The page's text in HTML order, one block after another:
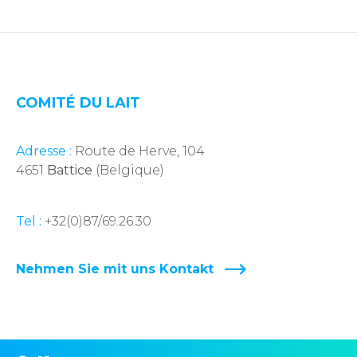
COMITÉ DU LAIT
Adresse : Route de Herve, 104
4651 Battice (Belgique)
Tel : +32(0)87/69.26.30
Nehmen Sie mit uns Kontakt